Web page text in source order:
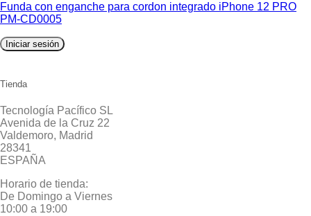
Funda con enganche para cordon integrado iPhone 12 PRO
PM-CD0005
Iniciar sesión
Tienda
Tecnología Pacífico SL
Avenida de la Cruz 22
Valdemoro, Madrid
28341
ESPAÑA
Horario de tienda:
De Domingo a Viernes
10:00 a 19:00